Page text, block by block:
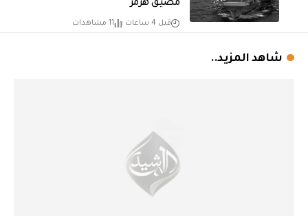
مضيق هرمز
قبل 4 ساعات 11 مشاهدات
شاهد المزيد..